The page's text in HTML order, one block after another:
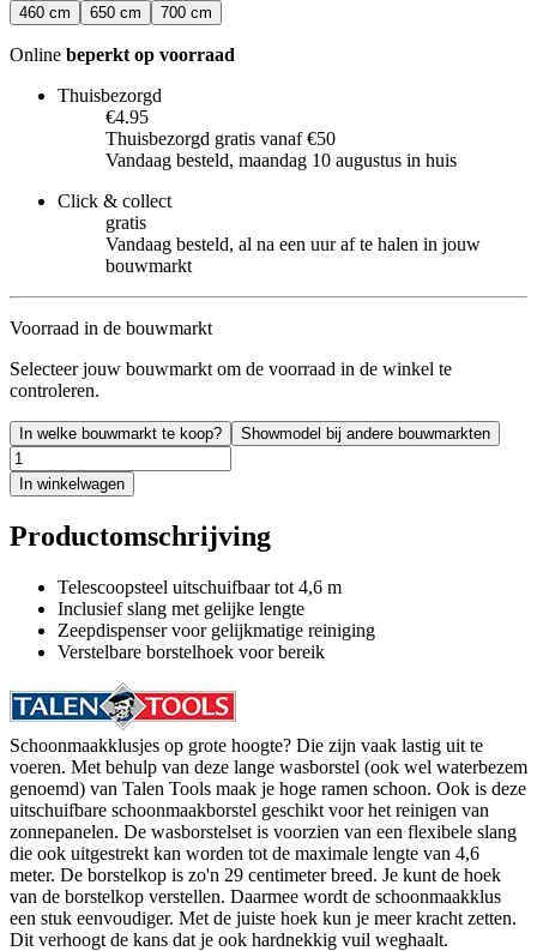
460 cm 650 cm 700 cm
Online beperkt op voorraad
Thuisbezorgd
€4.95
Thuisbezorgd gratis vanaf €50
Vandaag besteld, maandag 10 augustus in huis
Click & collect
gratis
Vandaag besteld, al na een uur af te halen in jouw
bouwmarkt
Voorraad in de bouwmarkt
Selecteer jouw bouwmarkt om de voorraad in de winkel te
controleren.
In welke bouwmarkt te koop? Showmodel bij andere bouwmarkten
In winkelwagen
Productomschrijving
Telescoopsteel uitschuifbaar tot 4,6 m
Inclusief slang met gelijke lengte
Zeepdispenser voor gelijkmatige reiniging
Verstelbare borstelhoek voor bereik
Schoonmaakklusjes op grote hoogte? Die zijn vaak lastig uit te
voeren. Met behulp van deze lange wasborstel (ook wel waterbezem
genoemd) van Talen Tools maak je hoge ramen schoon. Ook is deze
uitschuifbare schoonmaakborstel geschikt voor het reinigen van
zonnepanelen. De wasborstelset is voorzien van een flexibele slang
die ook uitgestrekt kan worden tot de maximale lengte van 4,6
meter. De borstelkop is zo'n 29 centimeter breed. Je kunt de hoek
van de borstelkop verstellen. Daarmee wordt de schoonmaakklus
een stuk eenvoudiger. Met de juiste hoek kun je meer kracht zetten.
Dit verhoogt de kans dat je ook hardnekkig vuil weghaalt.